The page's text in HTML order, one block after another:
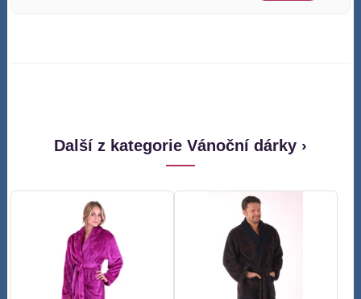
Další z kategorie Vánoční dárky ›